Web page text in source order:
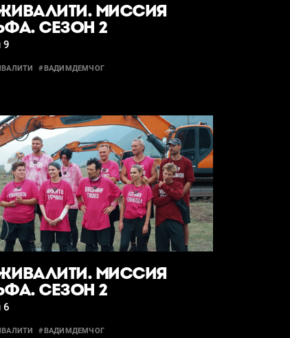
МИССИЯ
СЕЗОН 2
9
#ВАДИМДЕМЧОГ
МИССИЯ
СЕЗОН 2
6
#ВАДИМДЕМЧОГ